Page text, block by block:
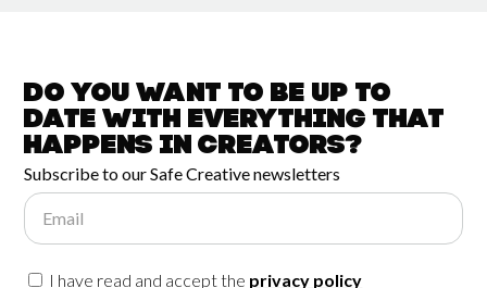
Do you want to be up to
date witheverything that
happens inCreators?
Subscribe to our Safe Creative newsletters
Email
I have read and accept the privacy policy